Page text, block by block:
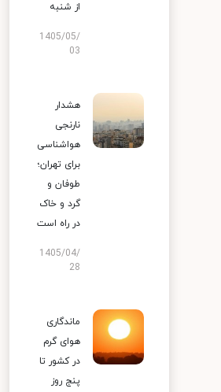
از شنبه
1405/05/
03
هشدار
نارنجی
هواشناسی
برای تهران؛
طوفان و
گرد و خاک
در راه است
1405/04/
28
ماندگاری
هوای گرم
در کشور تا
پنج روز